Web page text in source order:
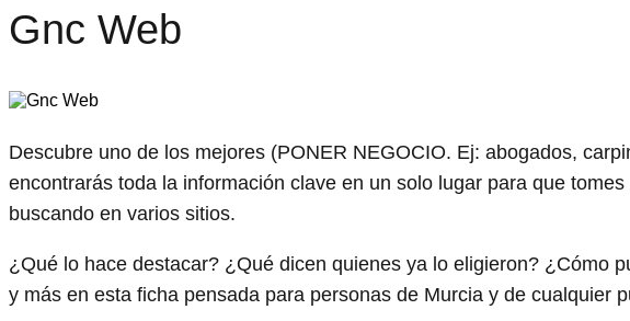
Gnc Web
Descubre uno de los mejores (PONER NEGOCIO. Ej: abogados,
encontrarás toda la información clave en un solo lugar para que
buscando en varios sitios.
¿Qué lo hace destacar? ¿Qué dicen quienes ya lo eligieron? ¿Cómo
y más en esta ficha pensada para personas de Murcia y de cualquier